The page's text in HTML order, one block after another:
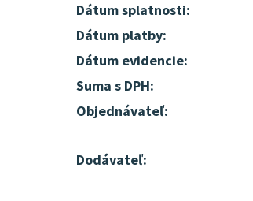
Dátum splatnosti:
Dátum platby:
Dátum evidencie:
Suma s DPH:
Objednávateľ:
Dodávateľ: